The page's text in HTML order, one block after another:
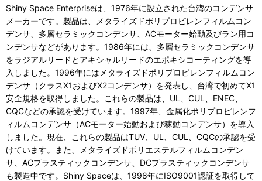
Shiny Space Enterpriseは、1976年に設立された台湾のコンデンサ
メーカーです。製品は、メタライズドポリプロピレンフィルムコン
デンサ、多層セラミックコンデンサ、ACモーター始動及びラン用コ
ンデンサなどがあります。1986年には、多層セラミックコンデンサ
をラジアルリードとアキシャルリードのエポキシコーティングを導
入しました。1996年にはメタライズドポリプロピレンフィルムコン
デンサ（クラスX1およびX2コンデンサ）を発表し、台湾で初めてX1
安全規格を取得しました。これらの製品は、UL、CUL、ENEC、
CQCなどの承認を受けています。1997年、金属化ポリプロピレンフ
ィルムコンデンサ（ACモーター始動および稼動コンデンサ）を導入
しました。現在、これらの製品はTUV、UL、CUL、CQCの承認を受
けています。また、メタライズドポリエステルフィルムコンデン
サ、ACプラスティックコンデンサ、DCプラスティックコンデンサ
も製造中です。Shiny Spaceは、1998年にISO9001認証を取得して